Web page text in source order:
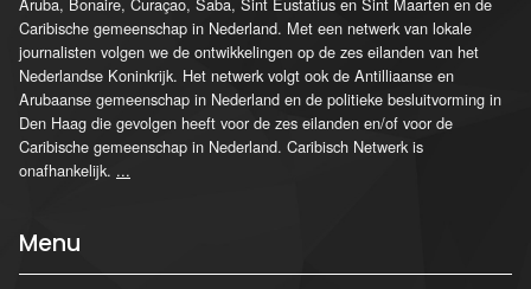
Caribische gemeenschap in Nederland. Met een netwerk van lokale
journalisten volgen we de ontwikkelingen op de zes eilanden van het
Nederlandse Koninkrijk. Het netwerk volgt ook de Antilliaanse en
Arubaanse gemeenschap in Nederland en de politieke besluitvorming in
Den Haag die gevolgen heeft voor de zes eilanden en/of voor de
Caribische gemeenschap in Nederland. Caribisch Netwerk is
onafhankelijk. ...
Menu